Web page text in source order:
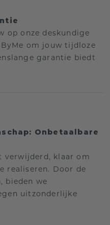
op onze deskundige
om jouw tijdloze
garantie biedt
Onbetaalbare
verwijderd, klaar om
realiseren. Door de
bieden we
uitzonderlijke